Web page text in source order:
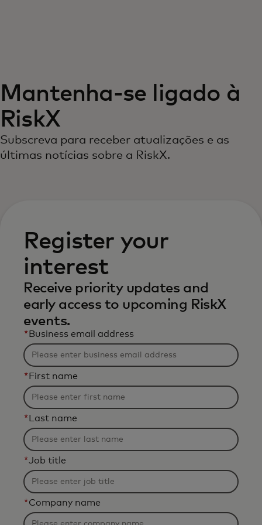
Para o mundo
Para inovadores
Mantenha-se ligado à
RiskX
Subscreva para receber atualizações e as
últimas notícias sobre a RiskX.
Register your
interest
Receive priority updates and
early access to upcoming RiskX
events.
* Business email address
* First name
* Last name
*Job title
*Company name